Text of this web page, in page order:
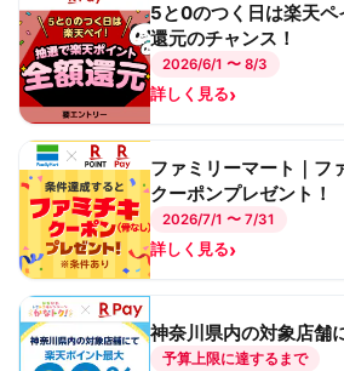
5と0のつく日は楽天
還元のチャンス！
2026/6/1 〜 8/3
詳しく見る›
ファミリーマート｜フ
クーポンプレゼント！
2026/7/1 〜 7/31
詳しく見る›
神奈川県内の対象店舗
予算上限に達するまで